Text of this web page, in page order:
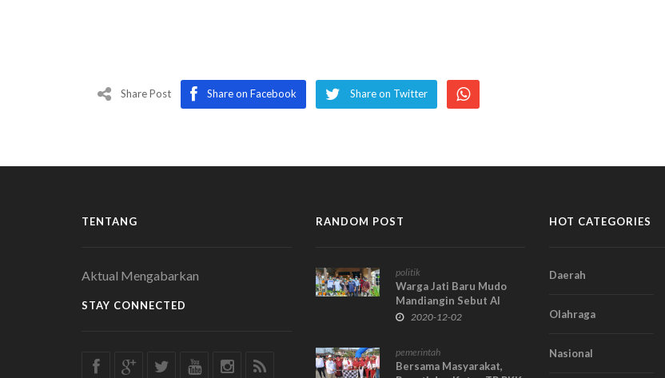
Share Post Share on Facebook Share on Twitter
TENTANG
Aktual Mengabarkan
STAY CONNECTED
RANDOM POST
politik
Warga Jati Baru Mudo
Mandiangin Sebut Al
Haris Sosok Pemimpin
2020-12-02
pemerintah
Bersama Masyarakat,
HOT CATEGORIES
Daerah
Olahraga
Nasional